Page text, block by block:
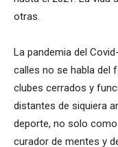
otras.
La pandemia del
calles no se habla del
clubes cerrados y
distantes de siquiera
deporte, no solo
curador de mentes y